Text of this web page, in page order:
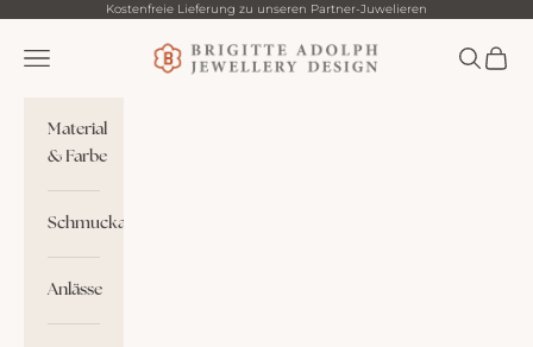
Zum Inhalt springenKostenfreie Lieferung zu unseren Partner-Juwelieren
Brigitte Adolph
Menü Suchen
Material
& Farbe
Schmuckart
Anlässe